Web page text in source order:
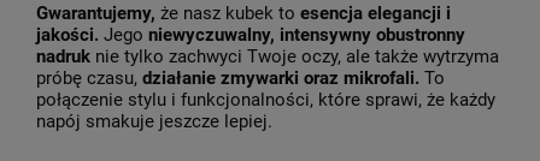
Gwarantujemy, że nasz kubek to esencja elegancji i
jakości. Jego niewyczuwalny, intensywny obustronny
nadruk nie tylko zachwyci Twoje oczy, ale także wytrzyma
próbę czasu, działanie zmywarki oraz mikrofali. To
połączenie stylu i funkcjonalności, które sprawi, że każdy
napój smakuje jeszcze lepiej.